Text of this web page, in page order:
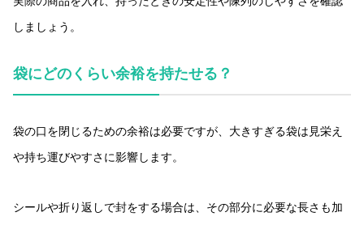
しましょう。
袋にどのくらい余裕を持たせる？
袋の口を閉じるための余裕は必要ですが、大きすぎる袋は見栄え
や持ち運びやすさに影響します。
シールや折り返しで封をする場合は、その部分に必要な長さも加